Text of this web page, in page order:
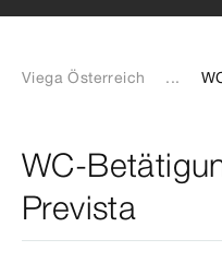
Viega Österreich ...
WC-
Prevista